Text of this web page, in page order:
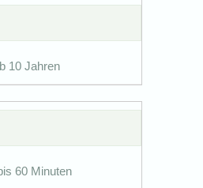
10 Jahren
60 Minuten